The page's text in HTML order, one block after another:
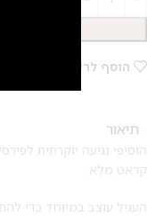
הוסף לרשימת המשאלות
תיאור
קראט מלא
העגיל עוצב במיוחד כדי